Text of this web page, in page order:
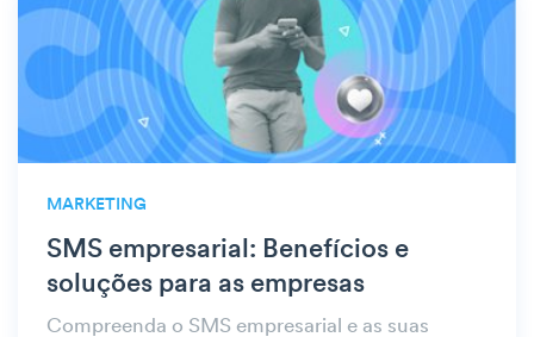
MARKETING
SMS empresarial: Benefícios e
soluções para as empresas
Compreenda o SMS empresarial e as suas